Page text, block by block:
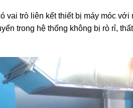
vai trò liên kết thiết bị máy móc
trong hệ thống không bị rò rỉ,